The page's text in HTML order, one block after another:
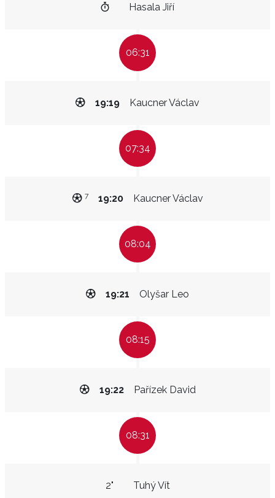
Hasala Jiří
06:31
Kaucner Václav
19:19
07:34
Kaucner Václav
19:20
7
08:04
Olyšar Leo
19:21
08:15
Pařízek David
19:22
08:31
Tuhý Vít
2"